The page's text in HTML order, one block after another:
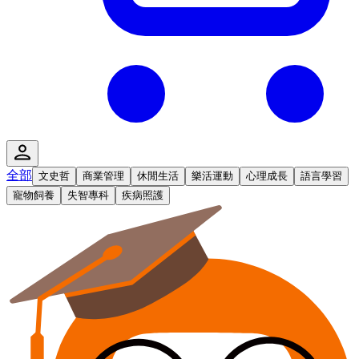
全部 文史哲 商業管理 休閒生活 樂活運動 心理成長
語言學習
寵物飼養
失智專科 疾病照護